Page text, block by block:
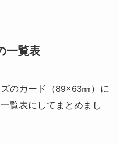
一覧表
のカード（89×63㎜）に
覧表にしてまとめまし